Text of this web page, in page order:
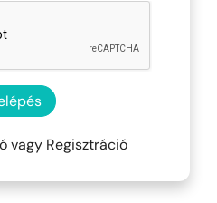
vagy Regisztráció